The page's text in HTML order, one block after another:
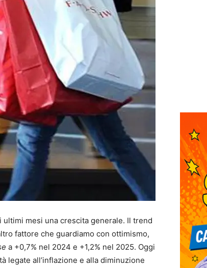
ultimi mesi una crescita generale. Il trend
fattore che guardiamo con ottimismo,
a +0,7% nel 2024 e +1,2% nel 2025. Oggi
legate all’inflazione e alla diminuzione